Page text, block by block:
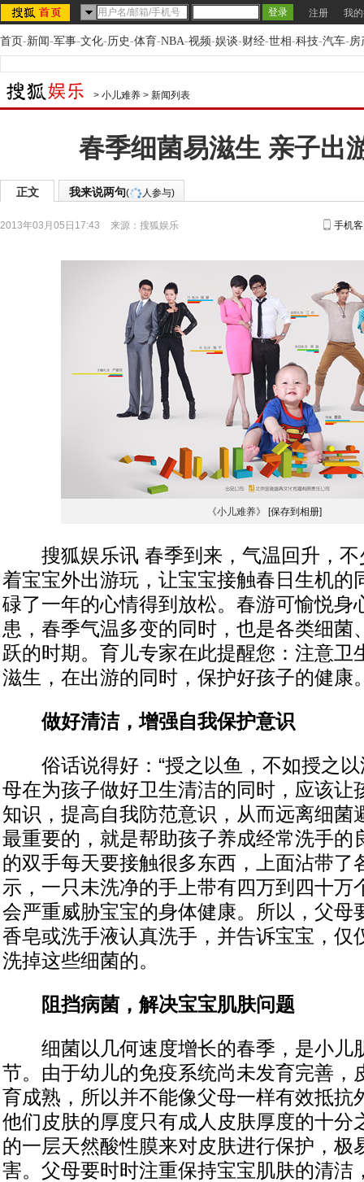
注册 我
首页-新闻-军事-文化-历史-体育-NBA-视频-娱谈-财经-世相-科技-汽车-房
> 小儿难养 > 新闻列表
春季细菌易滋生 亲子出
正文 我来说两句( 人参与)
2013年03月05日17:43 来源： 搜狐娱乐 手机
《小儿难养》 [保存到相册]
搜狐娱乐讯 春季到来，气温回升，不
着宝宝外出游玩，让宝宝接触春日生机的
碌了一年的心情得到放松。春游可愉悦身
患，春季气温多变的同时，也是各类细菌
跃的时期。育儿专家在此提醒您：注意卫
滋生，在出游的同时，保护好孩子的健康
做好清洁，增强自我保护意识
俗话说得好：“授之以鱼，不如授之以
母在为孩子做好卫生清洁的同时，应该让
知识，提高自我防范意识，从而远离细菌
最重要的，就是帮助孩子养成经常洗手的
的双手每天要接触很多东西，上面沾带了
示，一只未洗净的手上带有四万到四十万
会严重威胁宝宝的身体健康。所以，父母
香皂或洗手液认真洗手，并告诉宝宝，仅
洗掉这些细菌的。
阻挡病菌，解决宝宝肌肤问题
细菌以几何速度增长的春季，是小儿
节。由于幼儿的免疫系统尚未发育完善，
育成熟，所以并不能像父母一样有效抵抗
他们皮肤的厚度只有成人皮肤厚度的十分
的一层天然酸性膜来对皮肤进行保护，极
害。父母要时时注重保持宝宝肌肤的清洁